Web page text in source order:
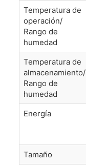
Temperatura de
operación/
Rango de
humedad
Temperatura de
almacenamiento/
Rango de
humedad
Energía
Tamaño